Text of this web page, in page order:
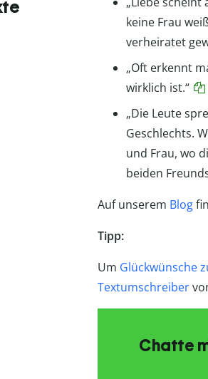
keine Frau
verheiratet
„Oft erkennt
wirklich ist.“
„Die Leute
Geschlechts.
und Frau, wo
beiden
Auf unserem Blog
Tipp:
Um Glückwünsche
Textumschreiber
Chatte